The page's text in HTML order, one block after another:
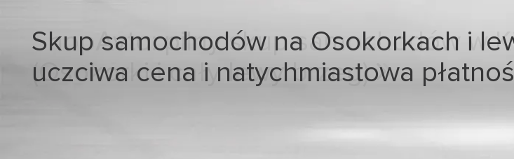
Skup samochodów na Osokorkach i
uczciwa cena i natychmiastowa